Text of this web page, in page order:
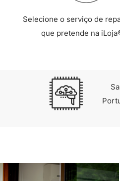
Selecione o serviço de
que pretende na